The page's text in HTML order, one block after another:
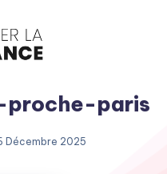
paris
Décembre 2025